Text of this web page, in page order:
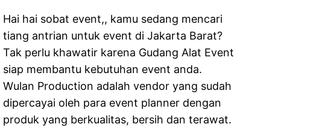
Hai hai sobat event,, kamu sedang mencari
tiang antrian untuk event di Jakarta Barat?
Tak perlu khawatir karena Gudang Alat Event
siap membantu kebutuhan event anda.
Wulan Production adalah vendor yang sudah
dipercayai oleh para event planner dengan
produk yang berkualitas, bersih dan terawat.